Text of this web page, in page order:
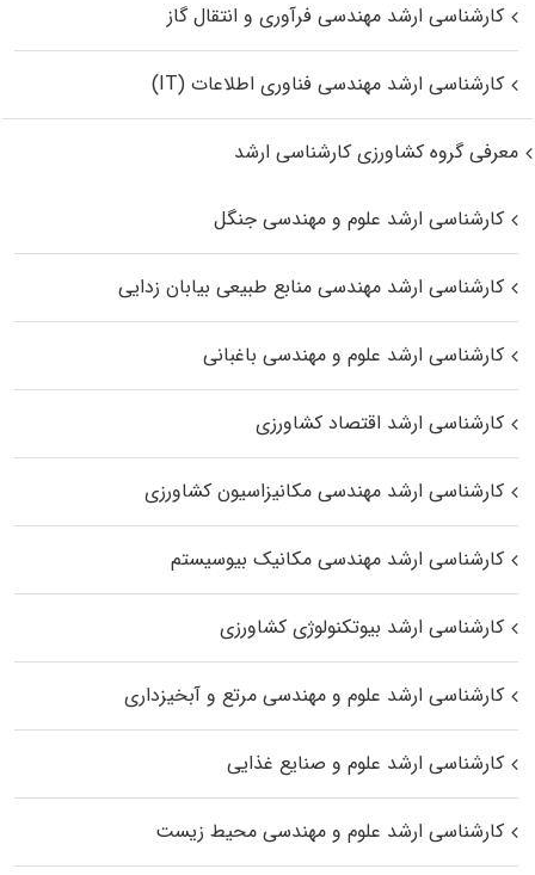
کارشناسی ارشد مهندسی فرآوری و انتقال گاز
کارشناسی ارشد مهندسی فناوری اطلاعات (IT)
معرفی گروه کشاورزی کارشناسی ارشد
کارشناسی ارشد علوم و مهندسی جنگل
کارشناسی ارشد مهندسی منابع طبیعی بیابان زدایی
کارشناسی ارشد علوم و مهندسی باغبانی
کارشناسی ارشد اقتصاد کشاورزی
کارشناسی ارشد مهندسی مکانیزاسیون کشاورزی
کارشناسی ارشد مهندسی مکانیک بیوسیستم
کارشناسی ارشد بیوتکنولوژی کشاورزی
کارشناسی ارشد علوم و مهندسی مرتع و آبخیزداری
کارشناسی ارشد علوم و صنایع غذایی
کارشناسی ارشد علوم و مهندسی محیط زیست